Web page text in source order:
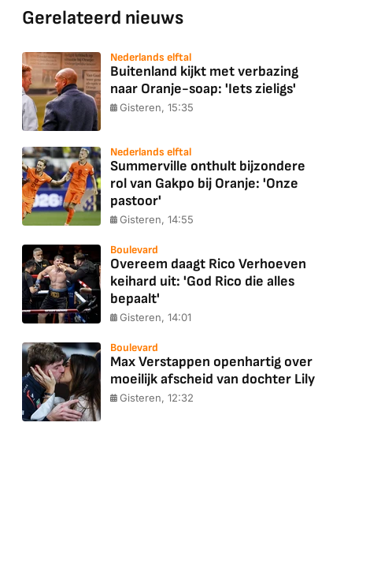
Gerelateerd nieuws
Nederlands elftal
Buitenland kijkt met verbazing
naar Oranje-soap: 'Iets zieligs'
Gisteren, 15:35
Nederlands elftal
Summerville onthult bijzondere
rol van Gakpo bij Oranje: 'Onze
pastoor'
Gisteren, 14:55
Boulevard
Overeem daagt Rico Verhoeven
keihard uit: 'God Rico die alles
bepaalt'
Gisteren, 14:01
Boulevard
Max Verstappen openhartig over
moeilijk afscheid van dochter Lily
Gisteren, 12:32